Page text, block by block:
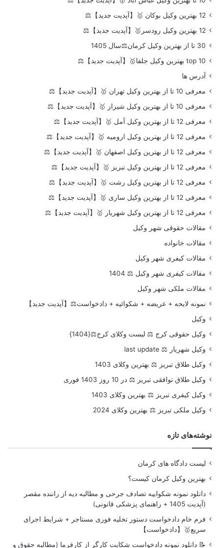
12 بهترین وکیل بوکان 🥇【آپدیت جدید】⚖️
12 بهترین وکیل رودسر🥇【آپدیت جدید】⚖️
30 تا از بهترین وکیل کرمان⚖️سال 1405
top 10 بهترین وکیل جلفا🥇【آپدیت جدید】⚖️
آدرس ها
معرفی 10 تا از بهترین وکیل تهران 🥇【آپدیت جدید】⚖️
معرفی 10 تا از بهترین وکیل شیراز 🥇【آپدیت جدید】⚖️
معرفی 12 تا از بهترین وکیل آمل 🥇【آپدیت جدید】⚖️
معرفی 12 تا از بهترین وکیل ارومیه 🥇【آپدیت جدید】⚖️
معرفی 12 تا از بهترین وکیل اصفهان 🥇【آپدیت جدید】⚖️
معرفی 12 تا از بهترین وکیل تبریز 🥇【آپدیت جدید】⚖️
معرفی 12 تا از بهترین وکیل رشت 🥇【آپدیت جدید】⚖️
معرفی 12 تا از بهترین وکیل ساری 🥇【آپدیت جدید】⚖️
معرفی 12 تا از بهترین وکیل شهریار 🥇【آپدیت جدید】⚖️
مقالات حقوقی شهر وکیل
مقالات خانواده
مقالات کیفری شهر وکیل
مقالات کیفری شهر وکیل ⚖️ 1404
مقالات ملکی شهر وکیل
نمونه لایحه + عریضه + شکوائیه + دادخواست⚖️【آپدیت جدید】
وکیل
وکیل حقوقی کرج ⚖️ لیست وکلای کرج⚖️{1404}
وکیل شهریار ⚖️ last update
وکیل طلاق تبریز ⚖️ بهترین وکلای 1403
وکیل طلاق توافقی تبریز ⚖️ در 10 روز 1403 فوری
وکیل کیفری تبریز ⚖️ بهترین وکلای 1403
وکیل ملکی تبریز ⚖️ بهترین وکلای 2024
نوشته‌های تازه
لیست دادگاه های کرمان
بهترین وکیل کرمان کیست؟
دانلود نمونه شکواییه تصادف جرحی و مطالبه دیه از راننده مقصر
(آپدیت 1405 + راهنمای پزشکی قانونی)
فرم خام دادخواست دستور تخلیه فوری مستاجر + شرایط اجرای
سریع🥇【دادخواست】
📝 دانلود نمونه دادخواست شکایت کارگر از کارفرما (مطالبه حقوق و